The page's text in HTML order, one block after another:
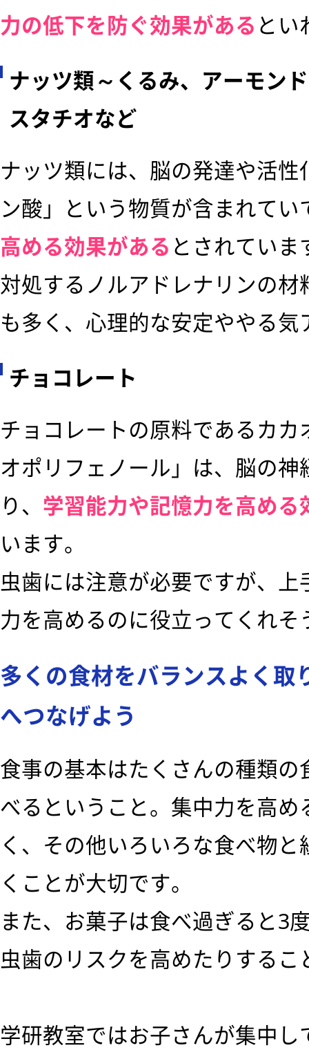
力の低下を防ぐ効果がある とい
ナッツ類～くるみ、アーモン
スタチオなど
ナッツ類には、脳の発達や活
ン酸」という物質が含まれてい
高める効果がある とされてい
対処するノルアドレナリンの
も多く、心理的な安定ややる
チョコレート
チョコレートの原料であるカ
オポリフェノール」は、脳の
り、 学習能力や記憶力を高める
います。
虫歯には注意が必要ですが、
力を高めるのに役立ってくれそ
多くの食材をバランスよく取
へつなげよう
食事の基本はたくさんの種類
べるということ。集中力を高
く、その他いろいろな食べ物
くことが大切です。
また、お菓子は食べ過ぎると3
虫歯のリスクを高めたりするこ
学研教室ではお子さんが集中